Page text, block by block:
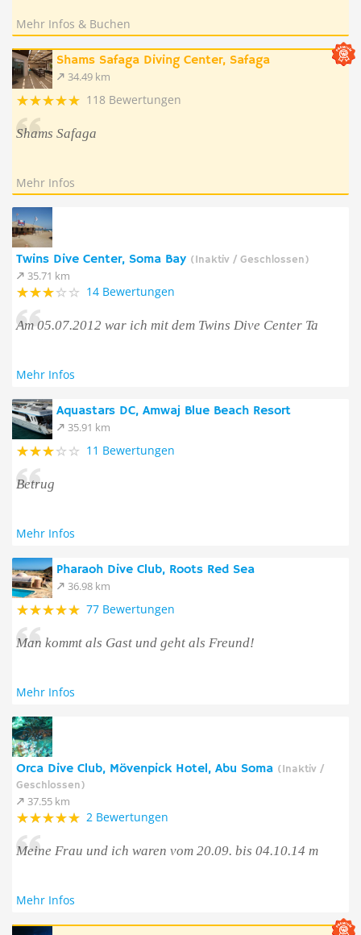
Mehr Infos & Buchen
Shams Safaga Diving Center, Safaga
34.49 km
118 Bewertungen
Shams Safaga
Mehr Infos
Twins Dive Center, Soma Bay (Inaktiv / Geschlossen)
35.71 km
14 Bewertungen
Am 05.07.2012 war ich mit dem Twins Dive Center Ta
Mehr Infos
Aquastars DC, Amwaj Blue Beach Resort
35.91 km
11 Bewertungen
Betrug
Mehr Infos
Pharaoh Dive Club, Roots Red Sea
36.98 km
77 Bewertungen
Man kommt als Gast und geht als Freund!
Mehr Infos
Orca Dive Club, Mövenpick Hotel, Abu Soma (Inaktiv /
Geschlossen)
37.55 km
2 Bewertungen
Meine Frau und ich waren vom 20.09. bis 04.10.14 m
Mehr Infos